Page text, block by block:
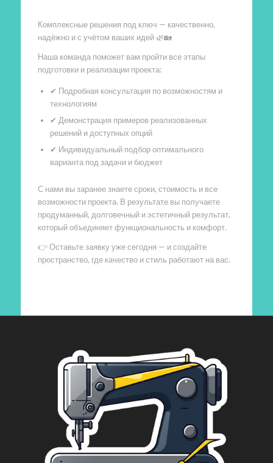
Комплексные решения под ключ — качественно,
надёжно и с учётом ваших идей 🌿🏡
Наша команда поможет вам пройти все этапы
подготовки и реализации проекта:
✔ Подробная консультация по возможностям и
технологиям
✔ Демонстрация примеров реализованных
решений и доступных опций
✔ Индивидуальный подбор оптимального
варианта под задачи и бюджет
С нами вы заранее знаете сроки, стоимость и все
возможности проекта. В результате вы получаете
продуманный, долговечный и эстетичный результат,
который объединяет функциональность и комфорт.
👉 Оставьте заявку уже сегодня — и создайте
пространство, где качество и стиль работают на вас.